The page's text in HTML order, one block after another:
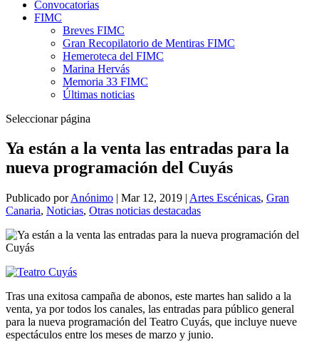
Convocatorias
FIMC
Breves FIMC
Gran Recopilatorio de Mentiras FIMC
Hemeroteca del FIMC
Marina Hervás
Memoria 33 FIMC
Últimas noticias
Seleccionar página
Ya están a la venta las entradas para la
nueva programación del Cuyás
Publicado porAnónimo | Mar 12, 2019 | Artes Escénicas, Gran
Canaria, Noticias, Otras noticias destacadas
Tras una exitosa campaña de abonos, este martes han salido a la
venta, ya por todos los canales, las entradas para público general
para la nueva programación del Teatro Cuyás, que incluye nueve
espectáculos entre los meses de marzo y junio.